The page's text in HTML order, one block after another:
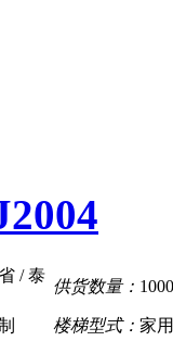
/ 泰
供货数量： 1000
楼梯型式： 家